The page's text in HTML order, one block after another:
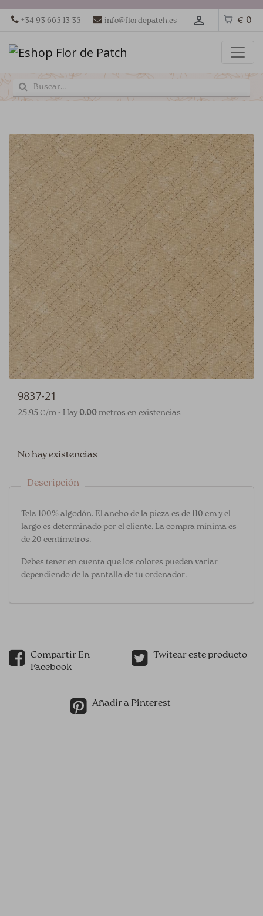
+34 93 665 13 35 info@flordepatch.es € 0
9837-21
25.95 €/m - Hay 0.00 metros en existencias
No hay existencias
Descripción
Tela 100% algodón. El ancho de la pieza es de 110 cm y el
largo es determinado por el cliente. La compra mínima es
de 20 centímetros.
Debes tener en cuenta que los colores pueden variar
dependiendo de la pantalla de tu ordenador.
Compartir En
Facebook
Twitear este producto
Añadir a Pinterest